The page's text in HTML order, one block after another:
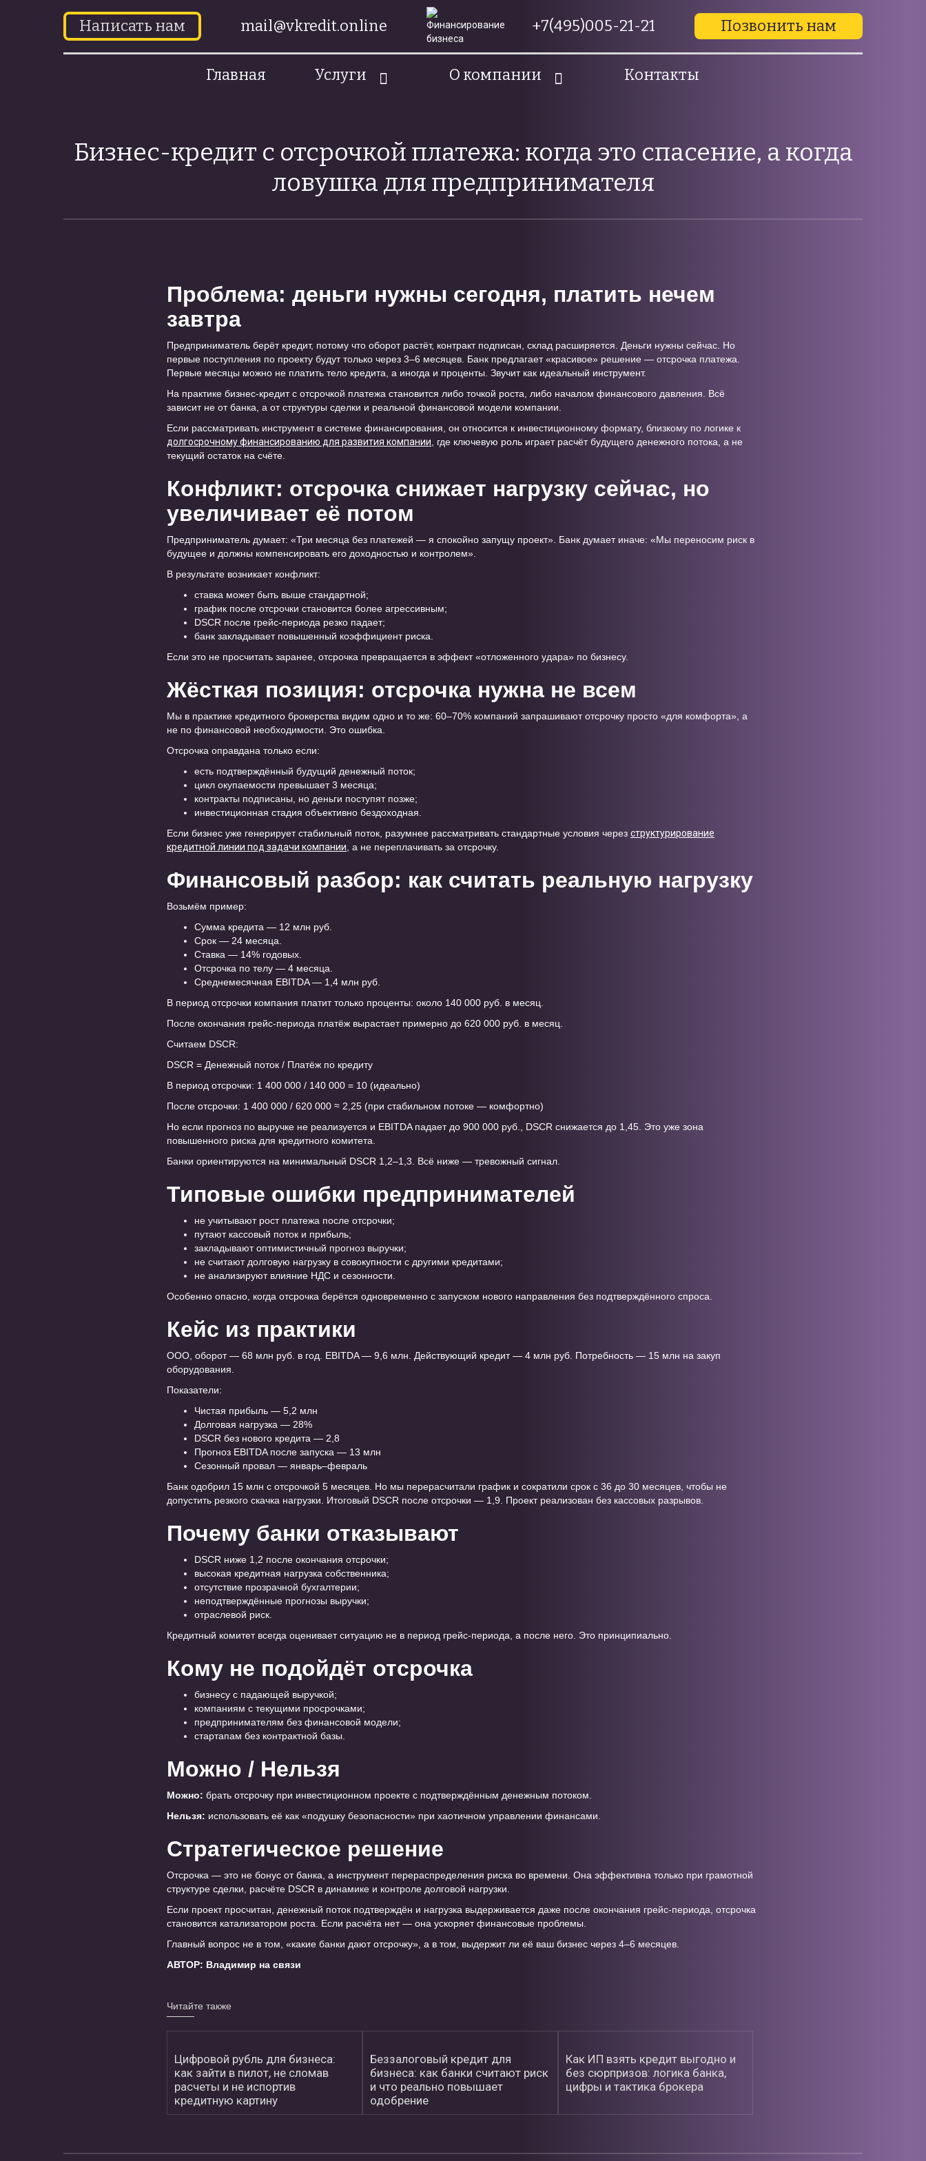
Написать нам mail@vkredit.online +7(495)005-21-21 Позвонить нам
Главная Услуги О компании Контакты
Бизнес-кредит с отсрочкой платежа: когда это спасение, а когда
ловушка для предпринимателя
Проблема: деньги нужны сегодня, платить нечем
завтра
Предприниматель берёт кредит, потому что оборот растёт, контракт подписан, склад расширяется. Деньги нужны сейчас. Но
первые поступления по проекту будут только через 3–6 месяцев. Банк предлагает «красивое» решение — отсрочка платежа.
Первые месяцы можно не платить тело кредита, а иногда и проценты. Звучит как идеальный инструмент.
На практике бизнес-кредит с отсрочкой платежа становится либо точкой роста, либо началом финансового давления. Всё
зависит не от банка, а от структуры сделки и реальной финансовой модели компании.
Если рассматривать инструмент в системе финансирования, он относится к инвестиционному формату, близкому по логике к
долгосрочному финансированию для развития компании , где ключевую роль играет расчёт будущего денежного потока, а не
текущий остаток на счёте.
Конфликт: отсрочка снижает нагрузку сейчас, но
увеличивает её потом
Предприниматель думает: «Три месяца без платежей — я спокойно запущу проект». Банк думает иначе: «Мы переносим риск в
будущее и должны компенсировать его доходностью и контролем».
В результате возникает конфликт:
ставка может быть выше стандартной;
график после отсрочки становится более агрессивным;
DSCR после грейс-периода резко падает;
банк закладывает повышенный коэффициент риска.
Если это не просчитать заранее, отсрочка превращается в эффект «отложенного удара» по бизнесу.
Жёсткая позиция: отсрочка нужна не всем
Мы в практике кредитного брокерства видим одно и то же: 60–70% компаний запрашивают отсрочку просто «для комфорта», а
не по финансовой необходимости. Это ошибка.
Отсрочка оправдана только если:
есть подтверждённый будущий денежный поток;
цикл окупаемости превышает 3 месяца;
контракты подписаны, но деньги поступят позже;
инвестиционная стадия объективно бездоходная.
Если бизнес уже генерирует стабильный поток, разумнее рассматривать стандартные условия через структурирование
кредитной линии под задачи компании , а не переплачивать за отсрочку.
Финансовый разбор: как считать реальную нагрузку
Возьмём пример:
Сумма кредита — 12 млн руб.
Срок — 24 месяца.
Ставка — 14% годовых.
Отсрочка по телу — 4 месяца.
Среднемесячная EBITDA — 1,4 млн руб.
В период отсрочки компания платит только проценты: около 140 000 руб. в месяц.
После окончания грейс-периода платёж вырастает примерно до 620 000 руб. в месяц.
Считаем DSCR:
DSCR = Денежный поток / Платёж по кредиту
В период отсрочки: 1 400 000 / 140 000 = 10 (идеально)
После отсрочки: 1 400 000 / 620 000 ≈ 2,25 (при стабильном потоке — комфортно)
Но если прогноз по выручке не реализуется и EBITDA падает до 900 000 руб., DSCR снижается до 1,45. Это уже зона
повышенного риска для кредитного комитета.
Банки ориентируются на минимальный DSCR 1,2–1,3. Всё ниже — тревожный сигнал.
Типовые ошибки предпринимателей
не учитывают рост платежа после отсрочки;
путают кассовый поток и прибыль;
закладывают оптимистичный прогноз выручки;
не считают долговую нагрузку в совокупности с другими кредитами;
не анализируют влияние НДС и сезонности.
Особенно опасно, когда отсрочка берётся одновременно с запуском нового направления без подтверждённого спроса.
Кейс из практики
ООО, оборот — 68 млн руб. в год. EBITDA — 9,6 млн. Действующий кредит — 4 млн руб. Потребность — 15 млн на закуп
оборудования.
Показатели:
Чистая прибыль — 5,2 млн
Долговая нагрузка — 28%
DSCR без нового кредита — 2,8
Прогноз EBITDA после запуска — 13 млн
Сезонный провал — январь–февраль
Банк одобрил 15 млн с отсрочкой 5 месяцев. Но мы перерасчитали график и сократили срок с 36 до 30 месяцев, чтобы не
допустить резкого скачка нагрузки. Итоговый DSCR после отсрочки — 1,9. Проект реализован без кассовых разрывов.
Почему банки отказывают
DSCR ниже 1,2 после окончания отсрочки;
высокая кредитная нагрузка собственника;
отсутствие прозрачной бухгалтерии;
неподтверждённые прогнозы выручки;
отраслевой риск.
Кредитный комитет всегда оценивает ситуацию не в период грейс-периода, а после него. Это принципиально.
Кому не подойдёт отсрочка
бизнесу с падающей выручкой;
компаниям с текущими просрочками;
предпринимателям без финансовой модели;
стартапам без контрактной базы.
Можно / Нельзя
Можно: брать отсрочку при инвестиционном проекте с подтверждённым денежным потоком.
Нельзя: использовать её как «подушку безопасности» при хаотичном управлении финансами.
Стратегическое решение
Отсрочка — это не бонус от банка, а инструмент перераспределения риска во времени. Она эффективна только при грамотной
структуре сделки, расчёте DSCR в динамике и контроле долговой нагрузки.
Если проект просчитан, денежный поток подтверждён и нагрузка выдерживается даже после окончания грейс-периода, отсрочка
становится катализатором роста. Если расчёта нет — она ускоряет финансовые проблемы.
Главный вопрос не в том, «какие банки дают отсрочку», а в том, выдержит ли её ваш бизнес через 4–6 месяцев.
АВТОР: Владимир на связи
Читайте также
Цифровой рубль для бизнеса:
как зайти в пилот, не сломав
расчеты и не испортив
кредитную картину
Беззалоговый кредит для
бизнеса: как банки считают риск
и что реально повышает
одобрение
Как ИП взять кредит выгодно и
без сюрпризов: логика банка,
цифры и тактика брокера